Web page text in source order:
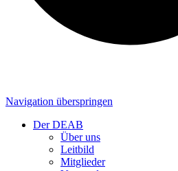
Navigation überspringen
Der DEAB
Über uns
Leitbild
Mitglieder